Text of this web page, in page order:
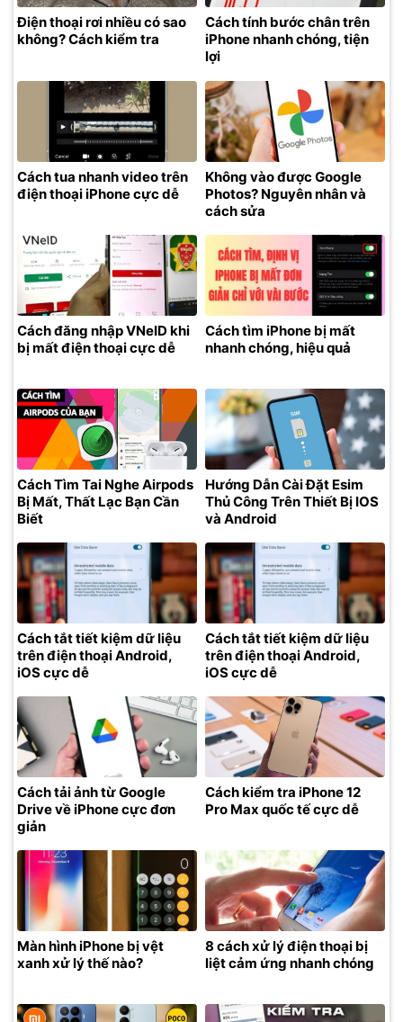
Điện thoại rơi nhiều có sao
không? Cách kiểm tra
Cách tính bước chân trên
iPhone nhanh chóng, tiện
lợi
Cách tua nhanh video trên
điện thoại iPhone cực dễ
Không vào được Google
Photos? Nguyên nhân và
cách sửa
Cách đăng nhập VNeID khi
bị mất điện thoại cực dễ
Cách tìm iPhone bị mất
nhanh chóng, hiệu quả
Cách Tìm Tai Nghe Airpods
Bị Mất, Thất Lạc Bạn Cần
Biết
Hướng Dẫn Cài Đặt Esim
Thủ Công Trên Thiết Bị IOS
và Android
Cách tắt tiết kiệm dữ liệu
trên điện thoại Android,
iOS cực dễ
Cách tắt tiết kiệm dữ liệu
trên điện thoại Android,
iOS cực dễ
Cách tải ảnh từ Google
Drive về iPhone cực đơn
giản
Cách kiểm tra iPhone 12
Pro Max quốc tế cực dễ
Màn hình iPhone bị vệt
xanh xử lý thế nào?
8 cách xử lý điện thoại bị
liệt cảm ứng nhanh chóng